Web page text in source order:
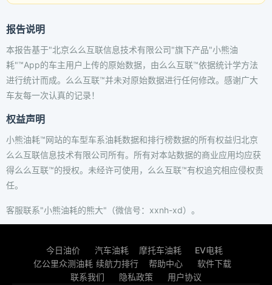
报告说明
本报告基于"北京么么互联信息技术有限公司"旗下产品"小熊油
耗"™App的车主用户上传的原始数据，由么么互联™依据统计学方法
进行统计而成。么么互联™并未对原始数据进行任何修改。感谢广大
车友每一次认真的记录！
权益声明
小熊油耗™网站的车型车系油耗数据和排行榜数据的所有权益归北京
么么互联信息技术有限公司所有。所有对本站数据的商业应用均应获
得么么互联™的授权。未经许可使用，么么互联™有权追究相应侵权责
任。
客服联系"小熊油耗的熊大"（微信号：xxnh-xd）。
今日油价 汽车油耗 摩托车油耗
EV电耗
亿公里众测油耗 续航力排行 帮助中心
软件下载
联系我们
隐私政策 用户协议